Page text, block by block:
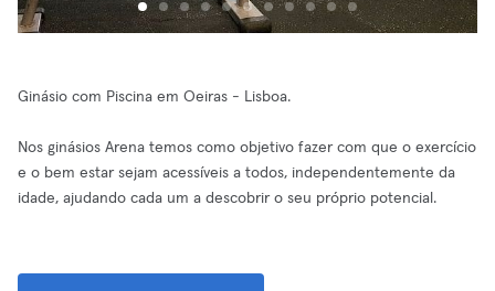
Ginásio com Piscina em Oeiras - Lisboa.
Nos ginásios Arena temos como objetivo fazer com que o exercício
e o bem estar sejam acessíveis a todos, independentemente da
idade, ajudando cada um a descobrir o seu próprio potencial.